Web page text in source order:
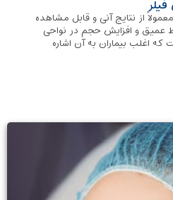
از نتایج آنی و قابل مشاهده
و افزایش حجم در نواحی
اغلب بیماران به آن اشاره